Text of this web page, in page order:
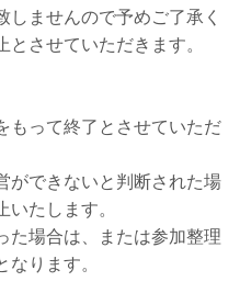
しませんので予めご了承く
させていただきます。
もって終了とさせていただ
ができないと判断された場
たします。
た場合は、または参加整理
ります。